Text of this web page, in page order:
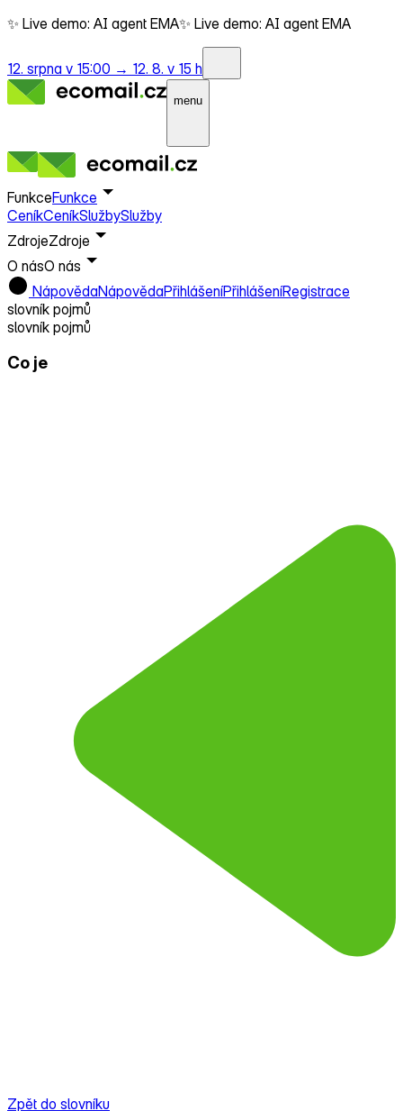
✨ Live demo: AI agent EMA✨ Live demo: AI agent EMA
12. srpna v 15:00 → 12. 8. v 15 h
menu
FunkceFunkce
CeníkCeníkSlužbySlužby
ZdrojeZdroje
O násO nás
NápovědaNápovědaPřihlášeníPřihlášeníRegistrace
slovník pojmů
slovník pojmů
Co je
Zpět do slovníku